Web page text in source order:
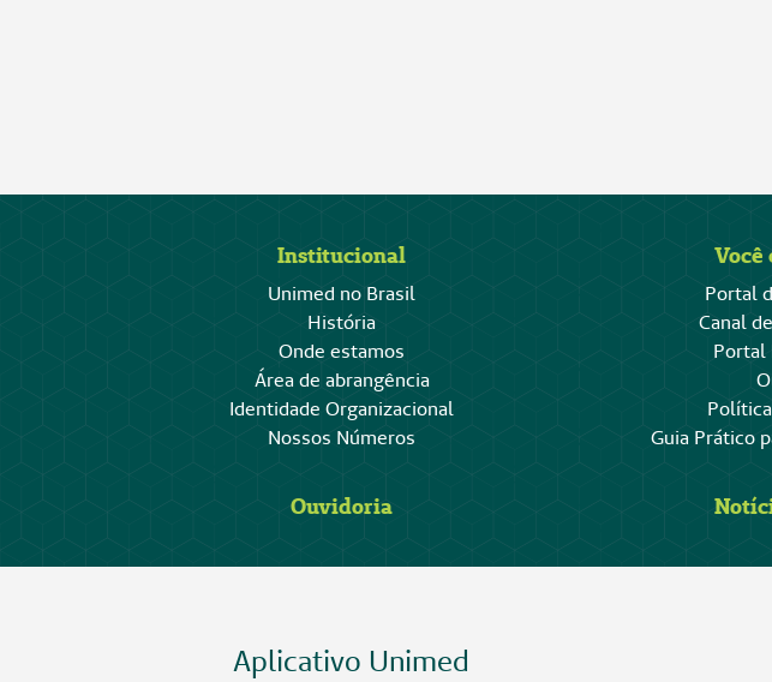
Institucional
Unimed no Brasil
História
Onde estamos
Área de abrangência
Identidade Organizacional
Nossos Números
Você
Portal
Canal
Portal
Guia Prático
Ouvidoria
Aplicativo Unimed